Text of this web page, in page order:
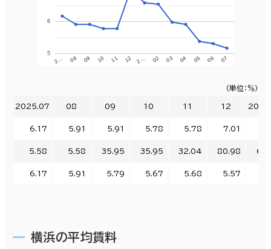
2… 08 09 10 11 12 2… 02 03 04 05 06 07
5
6
（単位：％）
2025.07 08 09 10 11 12
6.17 5.91 5.91 5.78 5.78 7.01
5.58 5.58 35.95 35.95 32.04 80.98
6.17 5.91 5.79 5.67 5.68 5.57
横浜の平均賃料